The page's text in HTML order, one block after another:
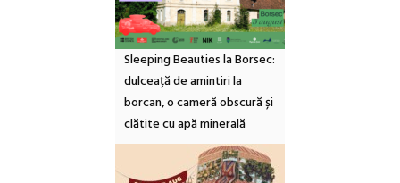
Sleeping Beauties la Borsec:
dulceață de amintiri la
borcan, o cameră obscură și
clătite cu apă minerală